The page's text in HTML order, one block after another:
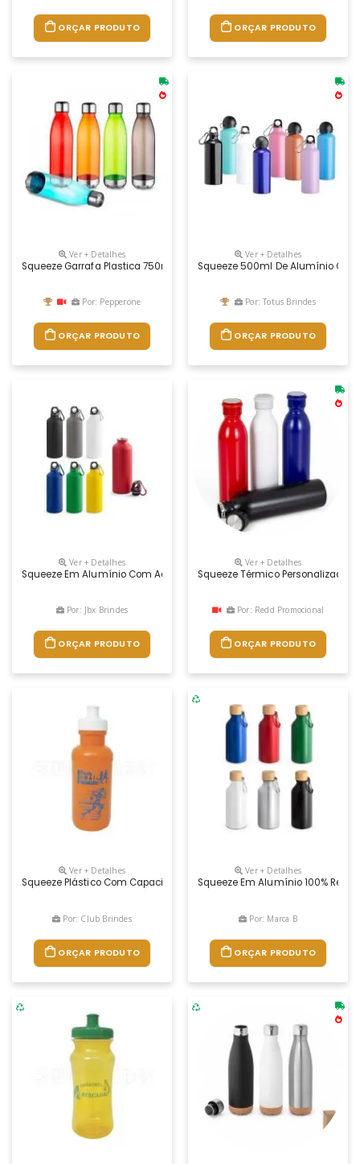
ORÇAR PRODUTO ORÇAR PRODUTO
Ver + Detalhes
Squeeze Garrafa Plastica 750ml Personalizada
Por: Pepperone
ORÇAR PRODUTO
Ver + Detalhes
Squeeze 500ml De Alumínio
Por: Totus Brindes
ORÇAR PRODUTO
Ver + Detalhes
Squeeze Em Alumínio Com Acabamento Mate E Mosquetão Para
Por: Jbx Brindes
ORÇAR PRODUTO
Ver + Detalhes
Squeeze Térmico Personalizado
Por: Redd Promocional
ORÇAR PRODUTO
Ver + Detalhes
Squeeze Plástico Com Capacidade Para 500 Ml. Disponível Em Várias
Por: Club Brindes
ORÇAR PRODUTO
Ver + Detalhes
Squeeze Em Alumínio 100%
Por: Marca B
ORÇAR PRODUTO